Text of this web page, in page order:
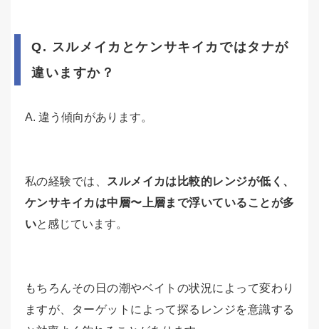
Q. スルメイカとケンサキイカではタナが
違いますか？
A. 違う傾向があります。
私の経験では、
スルメイカは比較的レンジが低く、
ケンサキイカは中層〜上層まで浮いていることが多
いと感じています。
もちろんその日の潮やベイトの状況によって変わり
ますが、ターゲットによって探るレンジを意識する